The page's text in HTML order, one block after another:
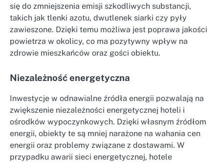
się do zmniejszenia emisji szkodliwych substancji,
takich jak tlenki azotu, dwutlenek siarki czy pyły
zawieszone. Dzięki temu możliwa jest poprawa jakości
powietrza w okolicy, co ma pozytywny wpływ na
zdrowie mieszkańców oraz gości obiektu.
Niezależność energetyczna
Inwestycje w odnawialne źródła energii pozwalają na
zwiększenie niezależności energetycznej hoteli i
ośrodków wypoczynkowych. Dzięki własnym źródłom
energii, obiekty te są mniej narażone na wahania cen
energii oraz problemy związane z dostawami. W
przypadku awarii sieci energetycznej, hotele